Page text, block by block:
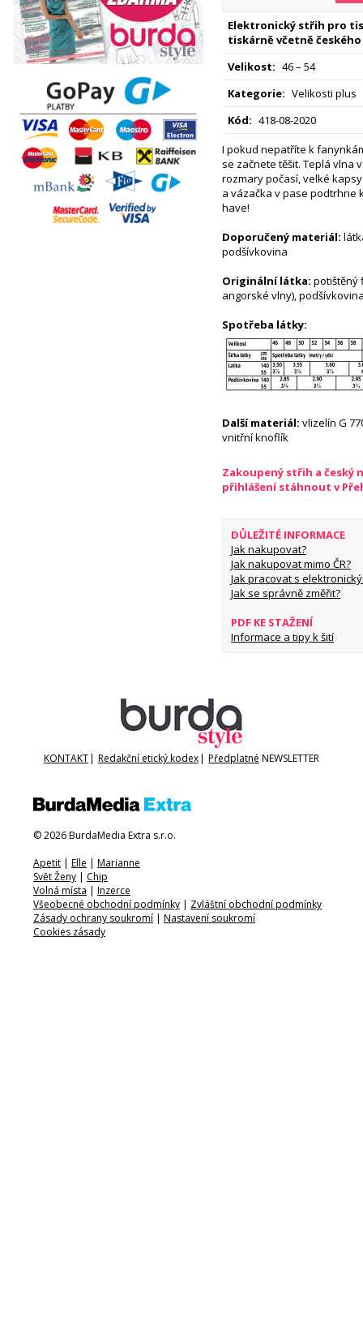
Elektronický střih pro
tiskárně včetně českého
Velikost: 46 – 54
Kategorie: Velikosti plus
Kód: 418-08-2020
I pokud nepatříte k
se začnete těšit. Teplá vlna
rozmary počasí, velké
a vázačka v pase podtrhne
have!
Doporučený materiál:
podšívkovina
Originální látka: potištěný
angorské vlny),
Spotřeba látky:
Další materiál: vlizelín G
vnitřní knoflík
Zakoupený střih a český
přihlášení stáhnout v
DŮLEŽITÉ INFORMACE
Jak nakupovat?
Jak nakupovat mimo ČR?
Jak pracovat s
Jak se správně změřit?
PDF KE STAŽENÍ
Informace a tipy k šití
KONTAKT| Redakční etický kodex| Předplatné NEWSLETTER
© 2026 BurdaMedia Extra s.r.o.
Apetit | Elle | Marianne
Svět Ženy | Chip
Volná místa | Inzerce
Všeobecné obchodní podmínky | Zvláštní obchodní podmínky
Zásady ochrany soukromí | Nastavení soukromí
Cookies zásady